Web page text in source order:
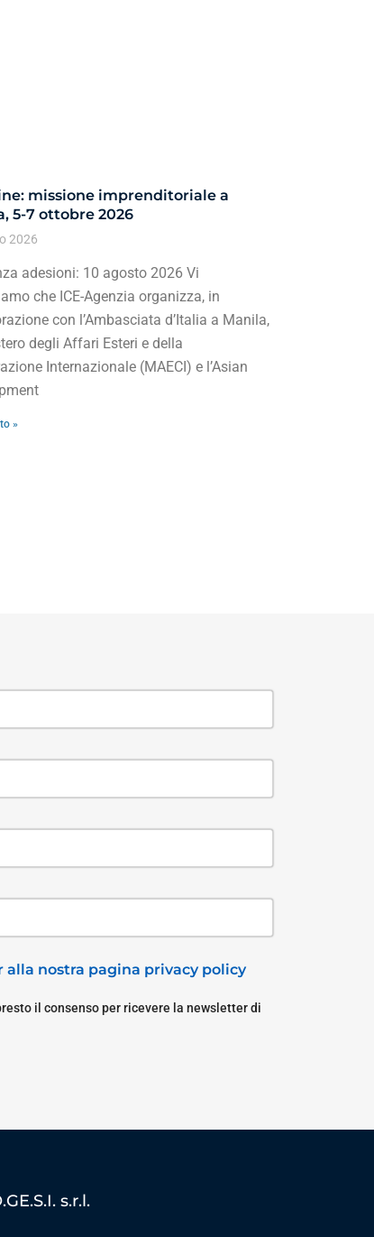
missione imprenditoriale a
5-7 ottobre 2026
2026
adesioni: 10 agosto 2026 Vi
che ICE-Agenzia organizza, in
con l’Ambasciata d’Italia a Manila,
degli Affari Esteri e della
Internazionale (MAECI) e l’Asian
»
nostra pagina privacy policy
il consenso per ricevere la newsletter di
s.r.l.